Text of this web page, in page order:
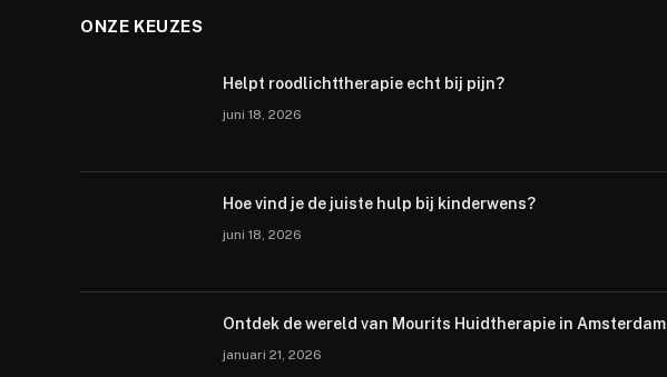
ONZE KEUZES
Helpt roodlichttherapie echt bij pijn?
juni 18, 2026
Hoe vind je de juiste hulp bij kinderwens?
juni 18, 2026
Ontdek de wereld van Mourits Huidtherapie in Amsterdam
januari 21, 2026